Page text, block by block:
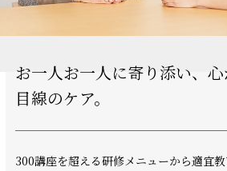
お一人お一人に寄り添い、
目線のケア。
300講座を超える研修メニューから適宜